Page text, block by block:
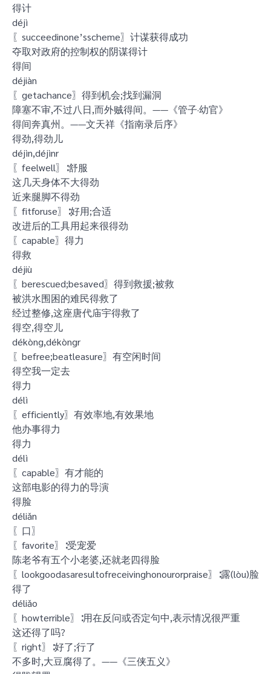
得计
déjì
〖succeedinone’sscheme〗计谋获得成功
夺取对政府的控制权的阴谋得计
得间
déjiàn
〖getachance〗得到机会;找到漏洞
障塞不审,不过八日,而外贼得间。——《管子·幼官》
得间奔真州。——文天祥《指南录后序》
得劲,得劲儿
déjìn,déjìnr
〖feelwell〗∶舒服
这几天身体不大得劲
近来腿脚不得劲
〖fitforuse〗∶好用;合适
改进后的工具用起来很得劲
〖capable〗得力
得救
déjiù
〖berescued;besaved〗得到救援;被救
被洪水围困的难民得救了
经过整修,这座唐代庙宇得救了
得空,得空儿
dékòng,dékòngr
〖befree;beatleasure〗有空闲时间
得空我一定去
得力
délì
〖efficiently〗有效率地,有效果地
他办事得力
得力
délì
〖capable〗有才能的
这部电影的得力的导演
得脸
déliǎn
〖口〗
〖favorite〗∶受宠爱
陈老爷有五个小老婆,还就老四得脸
〖lookgoodasaresultofreceivinghonourorpraise〗∶露(lòu)脸
得了
déliǎo
〖howterrible〗∶用在反问或否定句中,表示情况很严重
这还得了吗?
〖right〗∶好了;行了
不多时,大豆腐得了。——《三侠五义》